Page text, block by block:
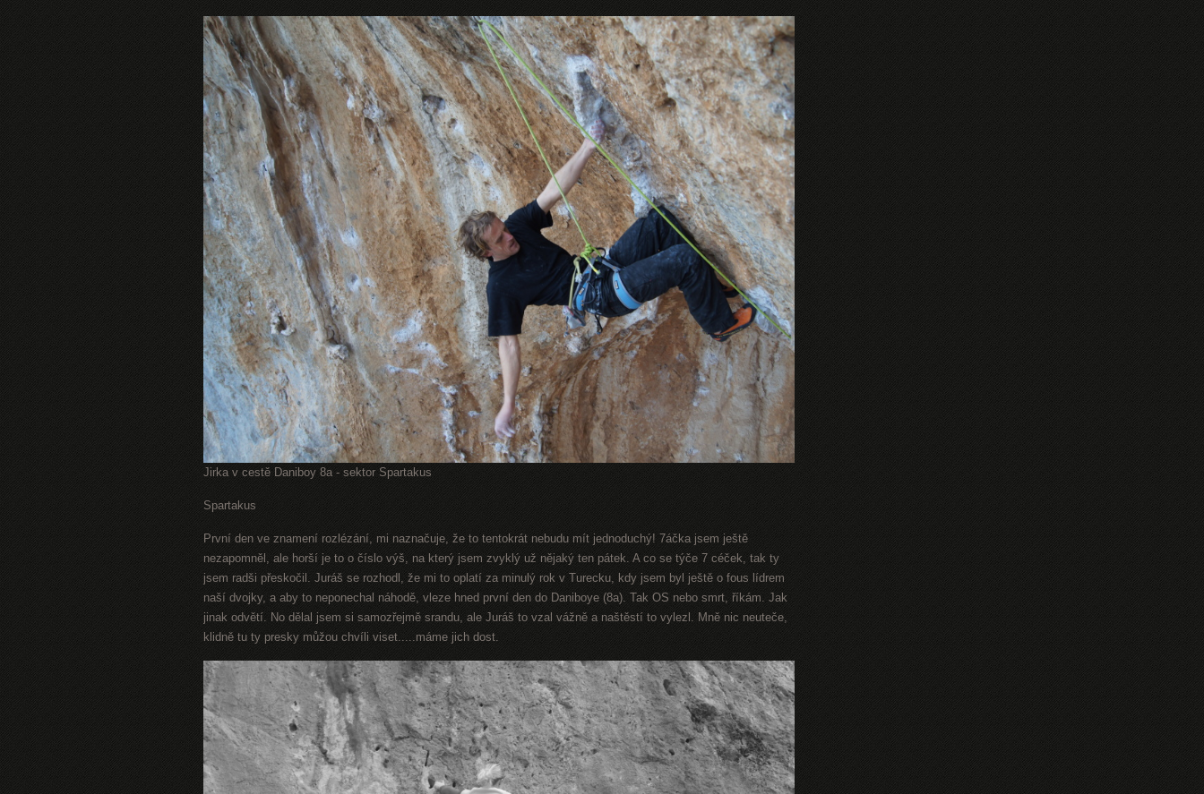
Jirka v cestě Daniboy 8a - sektor Spartakus
Spartakus
První den ve znamení rozlézání, mi naznačuje, že to tentokrát nebudu mít jednoduchý! 7áčka jsem ještě
nezapomněl, ale horší je to o číslo výš, na který jsem zvyklý už nějaký ten pátek. A co se týče 7 céček, tak ty
jsem radši přeskočil. Juráš se rozhodl, že mi to oplatí za minulý rok v Turecku, kdy jsem byl ještě o fous lídrem
naší dvojky, a aby to neponechal náhodě, vleze hned první den do Daniboye (8a). Tak OS nebo smrt, říkám. Jak
jinak odvětí. No dělal jsem si samozřejmě srandu, ale Juráš to vzal vážně a naštěstí to vylezl. Mně nic neuteče,
klidně tu ty presky můžou chvíli viset.....máme jich dost.